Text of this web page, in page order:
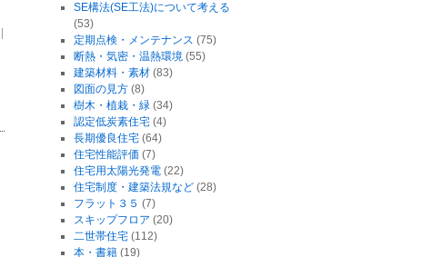
|
SE構法(SE工法)について考える
(53)
定期点検・メンテナンス (75)
断熱・気密・温熱環境(55)
建築材料・素材(83)
図面の見方(8)
樹木・植栽・緑(34)
認定低炭素住宅(4)
長期優良住宅(64)
住宅性能評価 (7)
住宅用太陽光発電(22)
住宅制度・建築法規など(28)
フラット３５ (7)
スキップフロア (20)
二世帯住宅(112)
本・書籍(19)